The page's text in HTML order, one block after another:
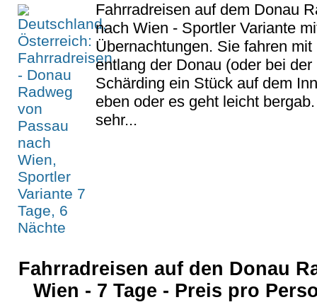
Fahrradreisen auf dem Donau
nach Wien - Sportler Variante
Übernachtungen. Sie fahren mit
entlang der Donau (oder bei
Schärding ein Stück auf dem
eben oder es geht leicht
sehr...
Fahrradreisen auf den Donau
Wien - 7 Tage - Preis pro